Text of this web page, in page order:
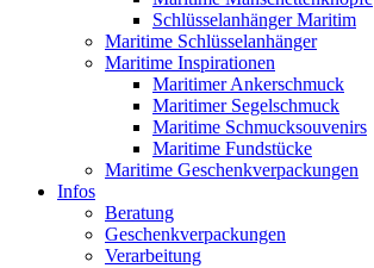
Schlüsselanhänger Maritim
Maritime Schlüsselanhänger
Maritime Inspirationen
Maritimer Ankerschmuck
Maritimer Segelschmuck
Maritime Schmucksouvenirs
Maritime Fundstücke
Maritime Geschenkverpackungen
Infos
Beratung
Geschenkverpackungen
Verarbeitung